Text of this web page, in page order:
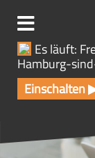
s
Es läuft:
Hamburg-
Einschalten